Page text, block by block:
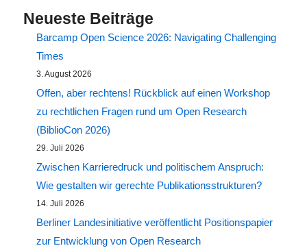
Neueste Beiträge
Barcamp Open Science 2026: Navigating Challenging
Times
3. August 2026
Offen, aber rechtens! Rückblick auf einen Workshop
zu rechtlichen Fragen rund um Open Research
(BiblioCon 2026)
29. Juli 2026
Zwischen Karrieredruck und politischem Anspruch:
Wie gestalten wir gerechte Publikationsstrukturen?
14. Juli 2026
Berliner Landesinitiative veröffentlicht Positionspapier
zur Entwicklung von Open Research